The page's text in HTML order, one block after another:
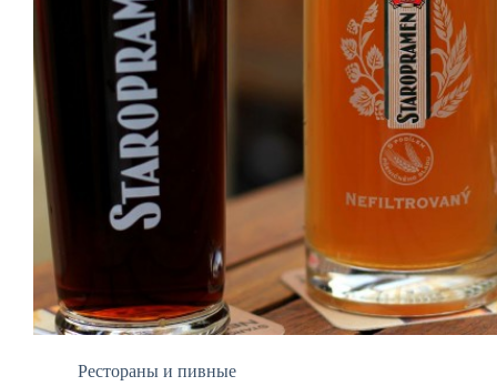
Рестораны и пивные